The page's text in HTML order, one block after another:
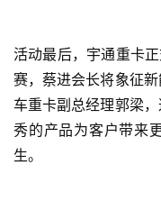
活动最后，宇通重卡
赛，蔡进会长将象征
车重卡副总经理郭梁
秀的产品为客户带来
生。